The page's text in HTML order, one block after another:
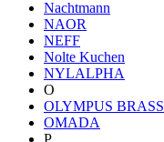
Nachtmann
NAOR
NEFF
Nolte Kuchen
NYLALPHA
O
OLYMPUS BRASS
OMADA
P